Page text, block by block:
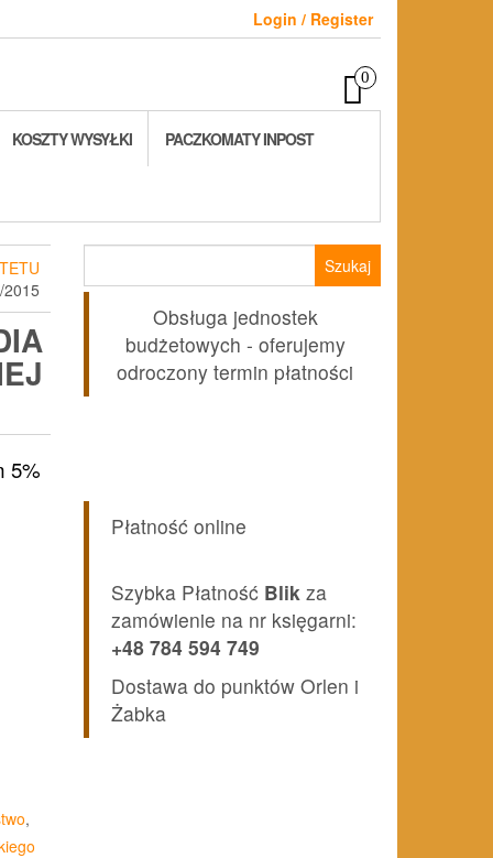
Login / Register
0
KOSZTY WYSYŁKI PACZKOMATY INPOST
2015
5%
,
Obsługa jednostek
budżetowych - oferujemy
odroczony termin płatności
Płatność online
Szybka Płatność Blik za
zamówienie na nr księgarni:
+48 784 594 749
Dostawa do punktów Orlen i
Żabka